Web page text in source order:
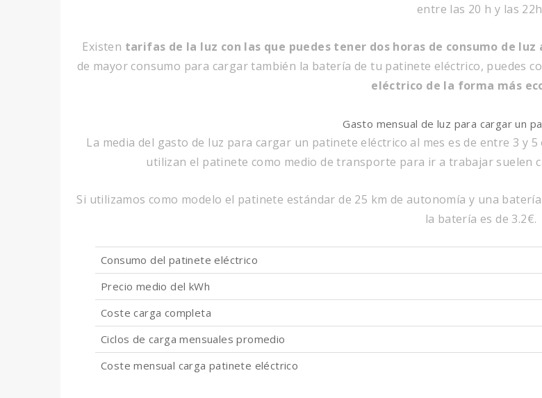
entre las 20 h y las
Existen tarifas de la luz con las que puedes tener dos horas de consumo de luz
de mayor consumo para cargar también la batería de tu patinete eléctrico, puedes
eléctrico de la forma más
Gasto mensual de luz para cargar un
La media del gasto de luz para cargar un patinete eléctrico al mes es de entre 3 y
utilizan el patinete como medio de transporte para ir a trabajar suelen
Si utilizamos como modelo el patinete estándar de 25 km de autonomía y una
la batería es de 3.2€.
Consumo del patinete eléctrico
Precio medio del kWh
Coste carga completa
Ciclos de carga mensuales promedio
Coste mensual carga patinete eléctrico